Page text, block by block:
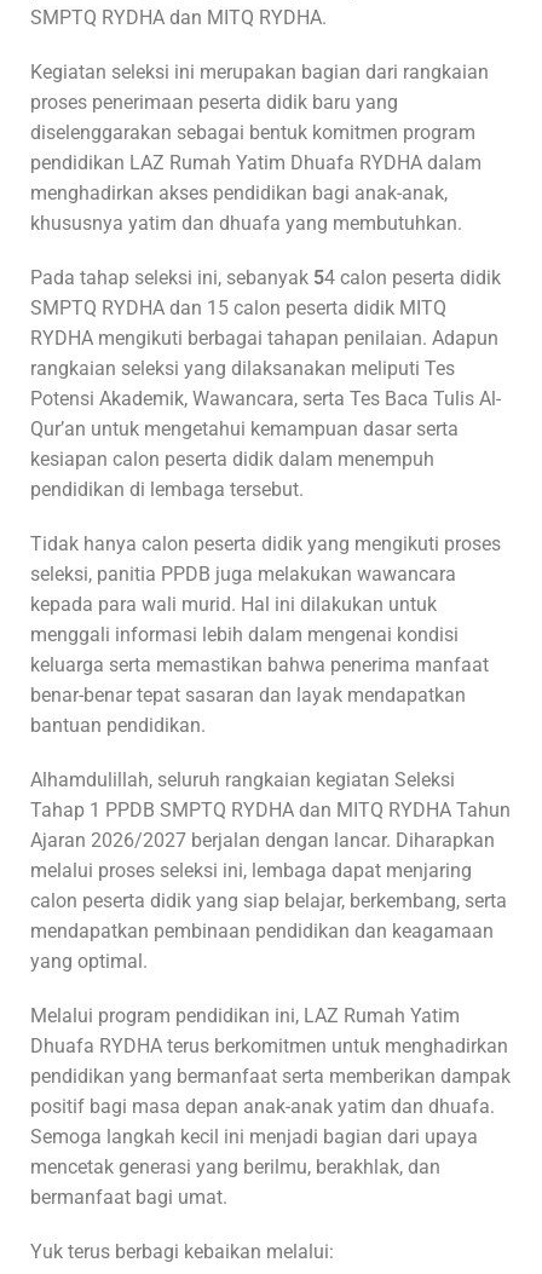
SMPTQ RYDHA dan MITQ RYDHA.
Kegiatan seleksi ini merupakan bagian dari rangkaian
proses penerimaan peserta didik baru yang
diselenggarakan sebagai bentuk komitmen program
pendidikan LAZ Rumah Yatim Dhuafa RYDHA dalam
menghadirkan akses pendidikan bagi anak-anak,
khususnya yatim dan dhuafa yang membutuhkan.
Pada tahap seleksi ini, sebanyak 54 calon peserta didik
SMPTQ RYDHA dan 15 calon peserta didik MITQ
RYDHA mengikuti berbagai tahapan penilaian. Adapun
rangkaian seleksi yang dilaksanakan meliputi Tes
Potensi Akademik, Wawancara, serta Tes Baca Tulis Al-
Qur’an untuk mengetahui kemampuan dasar serta
kesiapan calon peserta didik dalam menempuh
pendidikan di lembaga tersebut.
Tidak hanya calon peserta didik yang mengikuti proses
seleksi, panitia PPDB juga melakukan wawancara
kepada para wali murid. Hal ini dilakukan untuk
menggali informasi lebih dalam mengenai kondisi
keluarga serta memastikan bahwa penerima manfaat
benar-benar tepat sasaran dan layak mendapatkan
bantuan pendidikan.
Alhamdulillah, seluruh rangkaian kegiatan Seleksi
Tahap 1 PPDB SMPTQ RYDHA dan MITQ RYDHA Tahun
Ajaran 2026/2027 berjalan dengan lancar. Diharapkan
melalui proses seleksi ini, lembaga dapat menjaring
calon peserta didik yang siap belajar, berkembang, serta
mendapatkan pembinaan pendidikan dan keagamaan
yang optimal.
Melalui program pendidikan ini, LAZ Rumah Yatim
Dhuafa RYDHA terus berkomitmen untuk menghadirkan
pendidikan yang bermanfaat serta memberikan dampak
positif bagi masa depan anak-anak yatim dan dhuafa.
Semoga langkah kecil ini menjadi bagian dari upaya
mencetak generasi yang berilmu, berakhlak, dan
bermanfaat bagi umat.
Yuk terus berbagi kebaikan melalui: